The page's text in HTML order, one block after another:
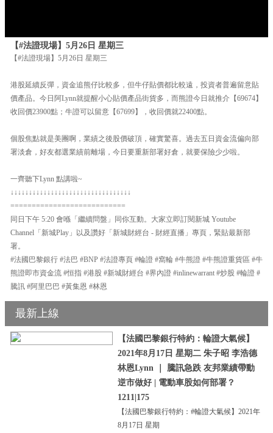
【#法證現場】5月26日 星期三
【#法證現場】5月26日 星期三
港股延續反彈，資金追熊仔比較多，但牛仔貼價都比較遠，投資者普遍留意貼
價產品。今日阿Lynn就提醒小心貼價產品街貨多，而熊證今日就推介【69674】
收回價23900點；牛證可以留意【67699】，收回價就22400點。
個股焦點就是美團啊，業績之後股價破頂，確實驚喜。過去五日資金流偏向部
署淡倉，好友都選業績前離場，今日要重新部署好倉，就要保險少少啦。
一齊聽下Lynn 點講啦~
↓↓↓↓↓↓↓↓↓↓↓↓↓↓↓↓↓↓↓↓↓↓↓↓↓↓↓↓↓↓↓↓↓
===========================
同日下午 5:20 會喺「繼續問盤」同你互動。大家立即訂閱新城 Youtube
Channel「新城Play」以及讚好「新城財經台 - 財經直播」專頁，緊貼最新部
署。
#法國巴黎銀行 #法巴 #BNP #法證專頁 #輪證 #窩輪 #牛熊證 #牛熊證重貨區 #牛
熊證即市資金流 #恒指 #港股 #新城財經台 #界內證 #inlinewarrant #炒股 #輪證 #
騰訊 #阿里巴巴 #黃集恩 #林恩
最新上線
【法國巴黎銀行特約：輪證大氣候】
2021年8月17日 星期二 朱子昭 李浩德
林恩Lynn ｜ 騰訊急跌 友邦業績帶動
逆市做好 | 電動車股如何部署？
1211|175
【法國巴黎銀行特約：#輪證大氣候】2021年
8月17日 星期